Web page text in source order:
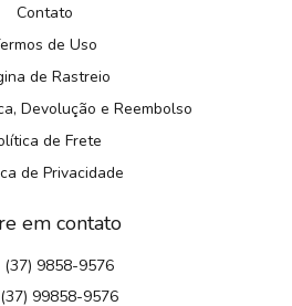
Contato
de Uso
de Rastreio
Devolução e Reembolso
de Frete
de Privacidade
em contato
(37) 9858-9576
(37) 99858-9576